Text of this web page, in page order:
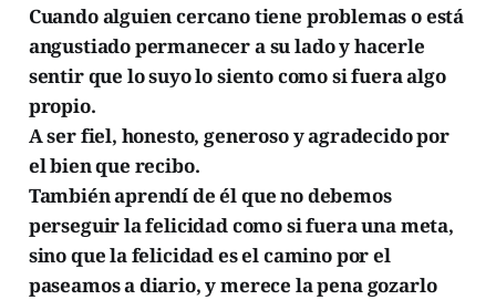
Cuando alguien cercano tiene problemas o está
angustiado permanecer a su lado y hacerle
sentir que lo suyo lo siento como si fuera algo
propio.
A ser fiel, honesto, generoso y agradecido por
el bien que recibo.
También aprendí de él que no debemos
perseguir la felicidad como si fuera una meta,
sino que la felicidad es el camino por el
paseamos a diario, y merece la pena gozarlo